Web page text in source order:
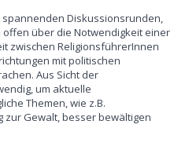
spannenden Diskussionsrunden,
über die Notwendigkeit einer
zwischen ReligionsführerInnen
mit politischen
Aus Sicht der
um aktuelle
Themen, wie z.B.
zur Gewalt, besser bewältigen